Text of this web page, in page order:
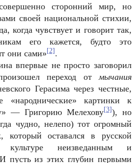
сторонний мир, но
своей национальной стихии,
когда чувствует и говорит так,
его кажется, будто это
они сами» [2] .
впервые не просто заговорил
переход отмычания
Герасима через честные,
«народнические» картинки к
— Григорию Мелехову[3]), но
чудно, нелепо) тот огромный
который оставался в русской
культуре неизведанным и
пусть из этих глубин первыми